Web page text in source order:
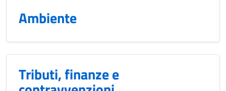
Ambiente
Tributi, finanze e